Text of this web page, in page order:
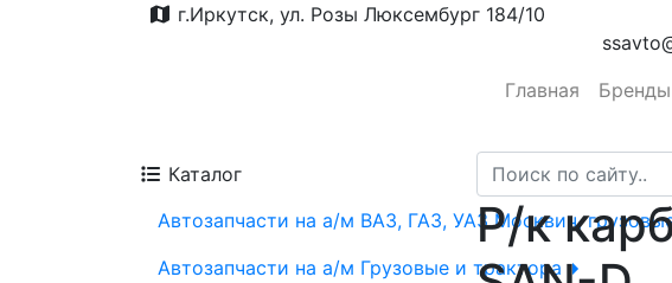
г.Иркутск, ул. Розы Люксембург 184/10
Главная Бренды
Каталог
Автозапчасти на а/м ВАЗ, ГАЗ, УАЗ Москвич,
Автозапчасти на а/м Грузовые и трактора
Р/к